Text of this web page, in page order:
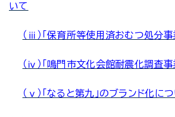
いて
（ⅲ）「保育所等使用済おむつ処分事
（ⅳ）「鳴門市文化会館耐震化調査事
（ⅴ）「なると第九」のブランド化に